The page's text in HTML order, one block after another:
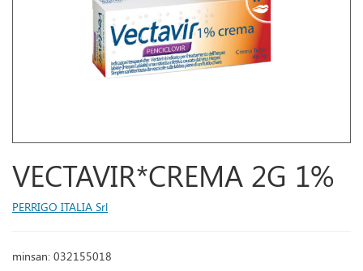
VECTAVIR*CREMA 2G 1%
PERRIGO ITALIA Srl
minsan: 032155018